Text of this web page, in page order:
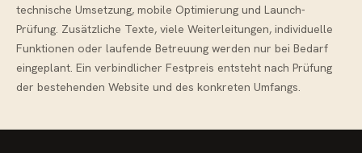
technische Umsetzung, mobile Optimierung und Launch-
Prüfung. Zusätzliche Texte, viele Weiterleitungen, individuelle
Funktionen oder laufende Betreuung werden nur bei Bedarf
eingeplant. Ein verbindlicher Festpreis entsteht nach Prüfung
der bestehenden Website und des konkreten Umfangs.